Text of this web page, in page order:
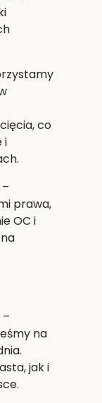
co
i
–
prawa,
OC i
–
na
jak i